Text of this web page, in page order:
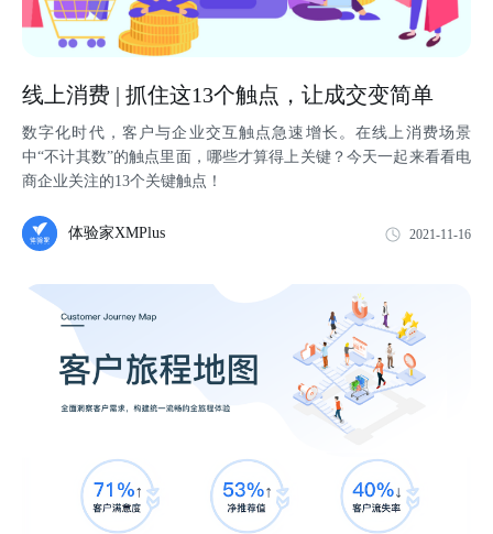
线上消费 | 抓住这13个触点，让成交变简单
数字化时代，客户与企业交互触点急速增长。在线上消费场景
中“不计其数”的触点里面，哪些才算得上关键？今天一起来看看电
商企业关注的13个关键触点！
体验家XMPlus 2021-11-16